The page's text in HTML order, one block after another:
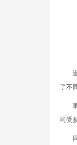
了不
司受